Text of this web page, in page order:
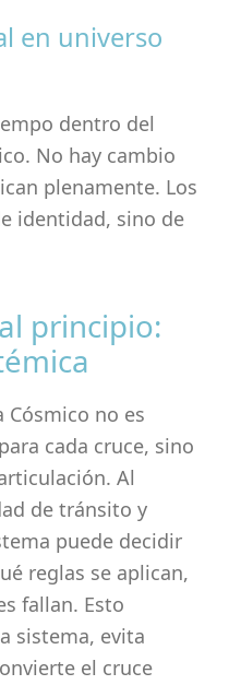
en universo
dentro del
No hay cambio
plenamente. Los
identidad, sino de
principio:
Cósmico no es
cada cruce, sino
Al
de tránsito y
puede decidir
reglas se aplican,
fallan. Esto
sistema, evita
el cruce